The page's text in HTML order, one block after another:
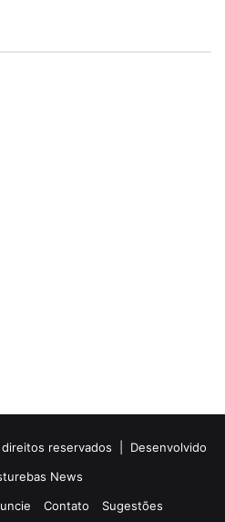
reservados | Desenvolvido
News
Contato Sugestões